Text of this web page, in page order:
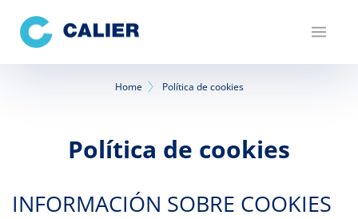
contenido
principal
Sobrescribir
de
a
Home Política de cookies
Política de cookies
INFORMACIÓN SOBRE COOKIES